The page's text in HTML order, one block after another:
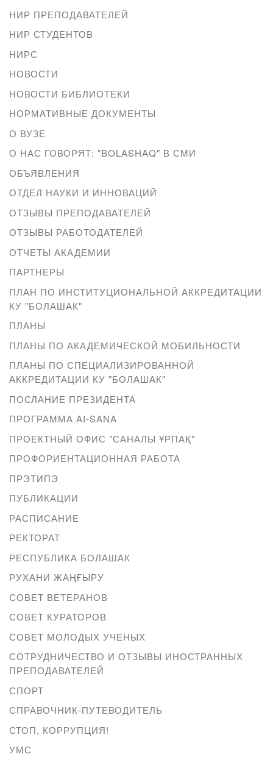
НИР ПРЕПОДАВАТЕЛЕЙ
НИР СТУДЕНТОВ
НИРС
НОВОСТИ
НОВОСТИ БИБЛИОТЕКИ
НОРМАТИВНЫЕ ДОКУМЕНТЫ
О ВУЗЕ
О НАС ГОВОРЯТ: "BOLASHAQ" В СМИ
ОБЪЯВЛЕНИЯ
ОТДЕЛ НАУКИ И ИННОВАЦИЙ
ОТЗЫВЫ ПРЕПОДАВАТЕЛЕЙ
ОТЗЫВЫ РАБОТОДАТЕЛЕЙ
ОТЧЕТЫ АКАДЕМИИ
ПАРТНЕРЫ
ПЛАН ПО ИНСТИТУЦИОНАЛЬНОЙ АККРЕДИТАЦИИ
КУ "БОЛАШАК"
ПЛАНЫ
ПЛАНЫ ПО АКАДЕМИЧЕСКОЙ МОБИЛЬНОСТИ
ПЛАНЫ ПО СПЕЦИАЛИЗИРОВАННОЙ
АККРЕДИТАЦИИ КУ "БОЛАШАК"
ПОСЛАНИЕ ПРЕЗИДЕНТА
ПРОГРАММА AI-SANA
ПРОЕКТНЫЙ ОФИС "САНАЛЫ ҰРПАҚ"
ПРОФОРИЕНТАЦИОННАЯ РАБОТА
ПРЭТИПЭ
ПУБЛИКАЦИИ
РАСПИСАНИЕ
РЕКТОРАТ
РЕСПУБЛИКА БОЛАШАК
РУХАНИ ЖАҢҒЫРУ
СОВЕТ ВЕТЕРАНОВ
СОВЕТ КУРАТОРОВ
СОВЕТ МОЛОДЫХ УЧЕНЫХ
СОТРУДНИЧЕСТВО И ОТЗЫВЫ ИНОСТРАННЫХ
ПРЕПОДАВАТЕЛЕЙ
СПОРТ
СПРАВОЧНИК-ПУТЕВОДИТЕЛЬ
СТОП, КОРРУПЦИЯ!
УМС